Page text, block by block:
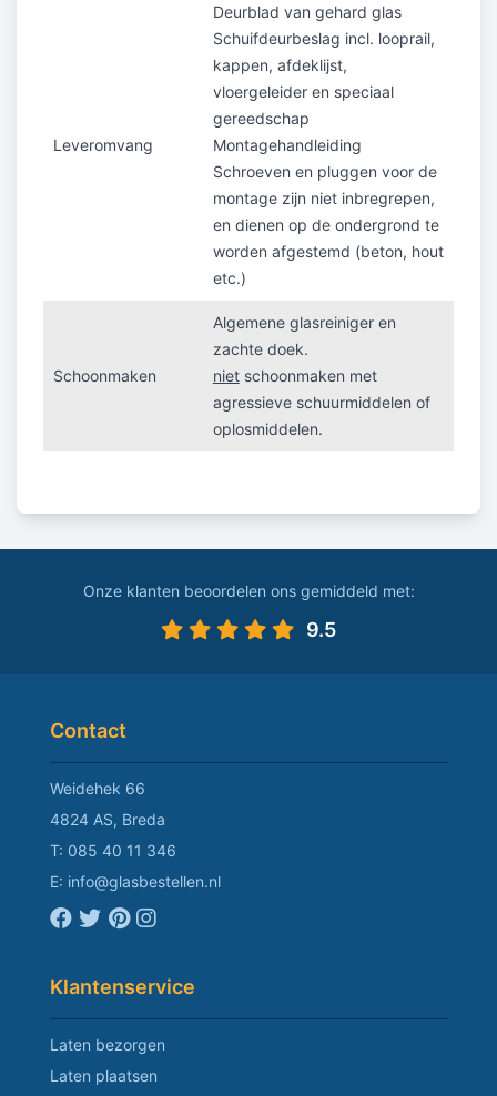
Leveromvang
Deurblad van gehard glas
Schuifdeurbeslag incl. looprail,
kappen, afdeklijst,
vloergeleider en speciaal
gereedschap
Montagehandleiding
Schroeven en pluggen voor de
montage zijn niet inbregrepen,
en dienen op de ondergrond te
worden afgestemd (beton, hout
etc.)
Schoonmaken
Algemene glasreiniger en
zachte doek.
nietschoonmaken met
agressieve schuurmiddelen of
oplosmiddelen.
Onze klanten beoordelen ons gemiddeld met:
9.5
Contact
Weidehek 66
4824 AS, Breda
T: 085 40 11 346
E: info@glasbestellen.nl
Klantenservice
Laten bezorgen
Laten plaatsen